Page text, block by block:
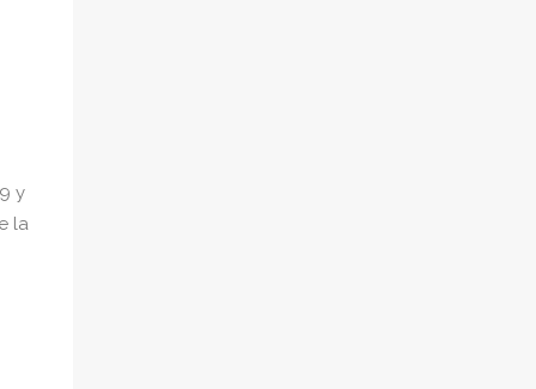
y
la